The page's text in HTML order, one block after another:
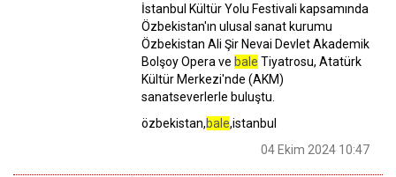
İstanbul Kültür Yolu Festivali kapsamında
Özbekistan'ın ulusal sanat kurumu
Özbekistan Ali Şir Nevai Devlet Akademik
Bolşoy Opera ve bale Tiyatrosu, Atatürk
Kültür Merkezi'nde (AKM)
sanatseverlerle buluştu.
özbekistan,bale,istanbul
04 Ekim 2024 10:47